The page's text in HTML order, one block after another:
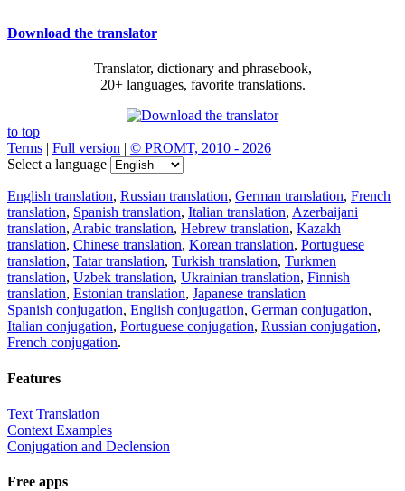
Download the translator
Translator, dictionary and phrasebook,
20+ languages, favorite translations.
to top
Terms | Full version | © PROMT, 2010 - 2026
Select a language
English translation, Russian translation, German translation, French
translation, Spanish translation, Italian translation, Azerbaijani
translation, Arabic translation, Hebrew translation, Kazakh
translation, Chinese translation, Korean translation, Portuguese
translation, Tatar translation, Turkish translation, Turkmen
translation, Uzbek translation, Ukrainian translation, Finnish
translation, Estonian translation, Japanese translation
Spanish conjugation, English conjugation, German conjugation,
Italian conjugation, Portuguese conjugation, Russian conjugation,
French conjugation.
Features
Text Translation
Context Examples
Conjugation and Declension
Free apps